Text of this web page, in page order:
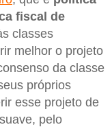
fiscal de
classes
melhor o projeto
da classe
próprios
esse projeto de
pelo